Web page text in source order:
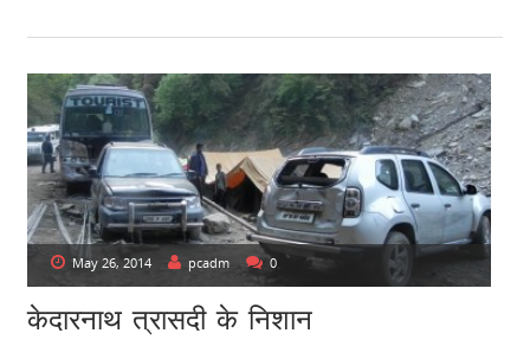
May 26, 2014 pcadm 0
केदारनाथ त्रासदी के निशान